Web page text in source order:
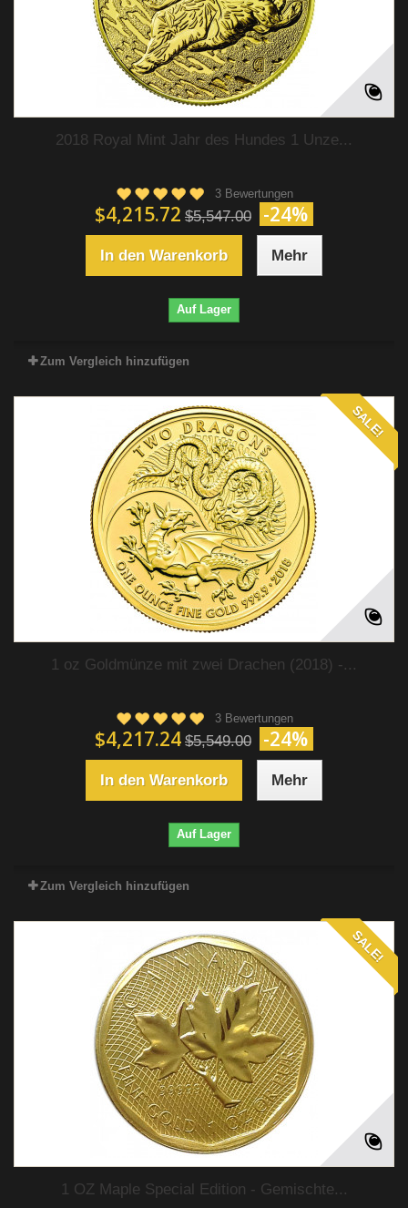
2018 Royal Mint Jahr des Hundes 1 Unze...
3 Bewertungen
$4,215.72 $5,547.00 -24%
In den Warenkorb Mehr
Auf Lager
Zum Vergleich hinzufügen
SALE!
1 oz Goldmünze mit zwei Drachen (2018) -...
3 Bewertungen
$4,217.24 $5,549.00 -24%
In den Warenkorb Mehr
Auf Lager
Zum Vergleich hinzufügen
SALE!
1 OZ Maple Special Edition - Gemischte...